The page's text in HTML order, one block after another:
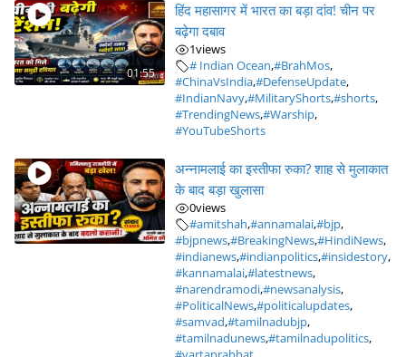
01:55
हिंद महासागर में भारत का बड़ा दांव! चीन पर
बढ़ेगा दबाव
1views
# Indian Ocean,#BrahMos,
#ChinaVsIndia,#DefenseUpdate,
#IndianNavy,#MilitaryShorts,#shorts,
#TrendingNews,#Warship,
#YouTubeShorts
अन्नामलाई का इस्तीफा रुका? शाह से मुलाकात
के बाद बड़ा खुलासा
0views
#amitshah,#annamalai,#bjp,
#bjpnews,#BreakingNews,#HindiNews,
#indianews,#indianpolitics,#insidestory,
#kannamalai,#latestnews,
#narendramodi,#newsanalysis,
#PoliticalNews,#politicalupdates,
#samvad,#tamilnadubjp,
#tamilnadunews,#tamilnadupolitics,